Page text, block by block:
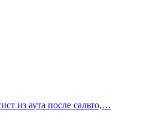
из аута после сальто,…